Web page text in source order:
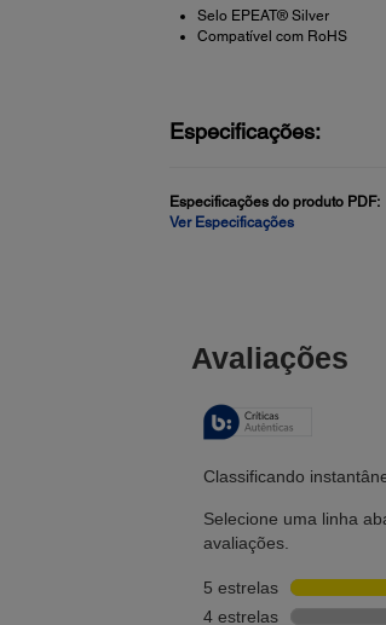
Selo EPEAT® Silver
Compatível com RoHS
Especificações:
Especificações do produto PDF:
Ver Especificações